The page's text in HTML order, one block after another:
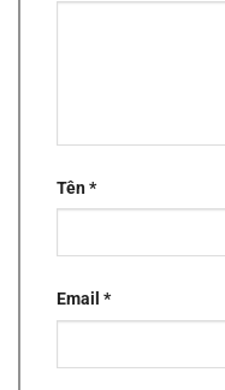
Tên*
Email *